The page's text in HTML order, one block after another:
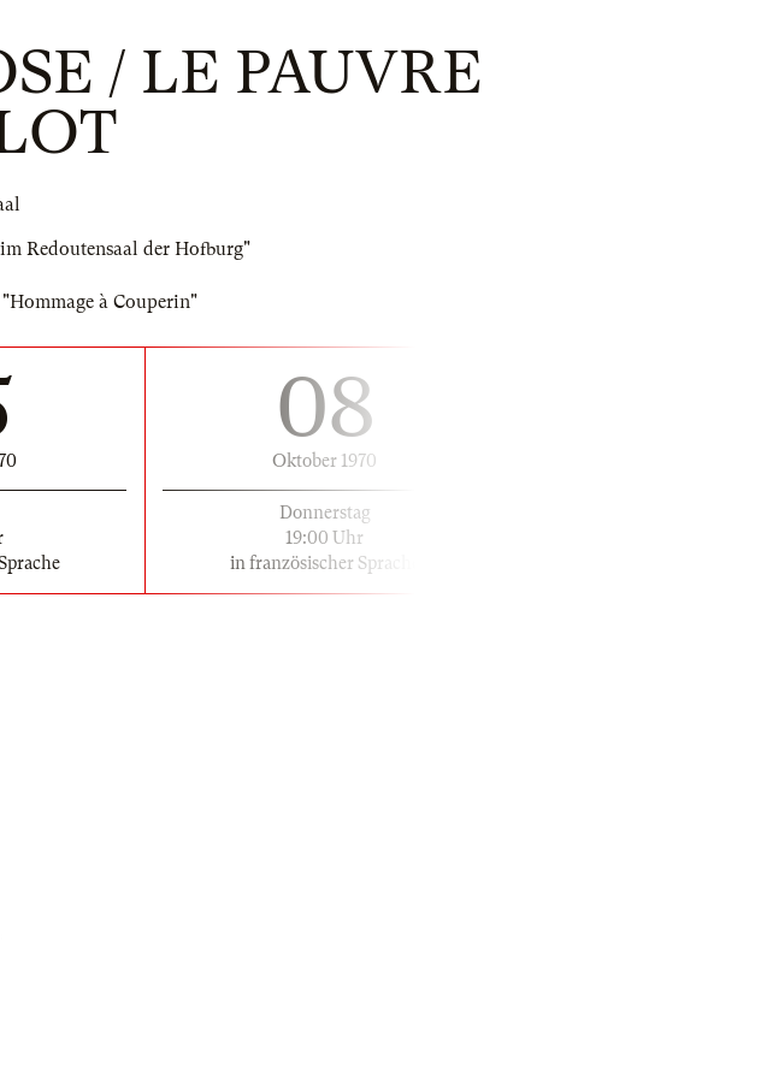
/ LE PAUVRE
Redoutensaal der Hofburg"
à Couperin"
08
Oktober 1970
Donnerstag
19:00 Uhr
in französischer Sprache